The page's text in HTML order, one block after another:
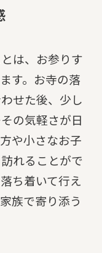
は、お参りす
す。お寺の落
せた後、少し
の気軽さが日
や小さなお子
れることがで
ち着いて行え
族で寄り添う